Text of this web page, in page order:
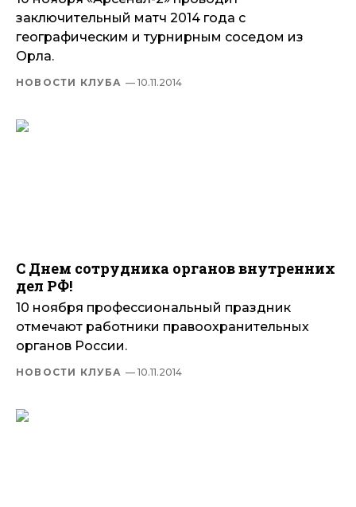
заключительный матч 2014 года с
географическим и турнирным соседом из
Орла.
НОВОСТИ КЛУБА — 10.11.2014
С Днем сотрудника органов внутренних
дел РФ!
10 ноября профессиональный праздник
отмечают работники правоохранительных
органов России.
НОВОСТИ КЛУБА — 10.11.2014